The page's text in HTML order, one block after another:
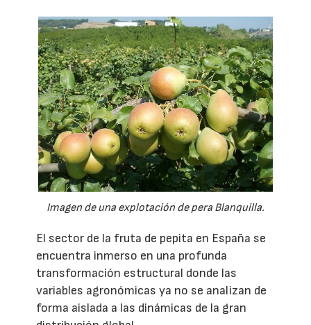
Imagen de una explotación de pera Blanquilla.
El sector de la fruta de pepita en España se
encuentra inmerso en una profunda
transformación estructural donde las
variables agronómicas ya no se analizan de
forma aislada a las dinámicas de la gran